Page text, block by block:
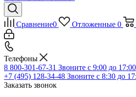
Сравнение0 Отложенные 0
Телефоны
8 800-301-67-31 Звоните с 9:00 до 17:00
+7 (495) 128-34-48 Звоните с 8:30 до
Заказать звонок